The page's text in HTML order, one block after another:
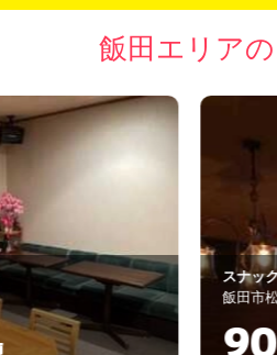
飯田エリア
スナック あゆ
飯田市松尾7655
90分